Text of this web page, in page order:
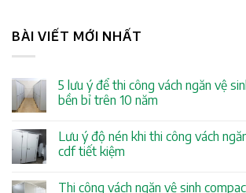
BÀI VIẾT MỚI NHẤT
5 lưu ý để thi công vách ngăn vệ
bền bỉ trên 10 năm
Lưu ý độ nén khi thi công vách
cdf tiết kiệm
Thi công vách ngăn vệ sinh